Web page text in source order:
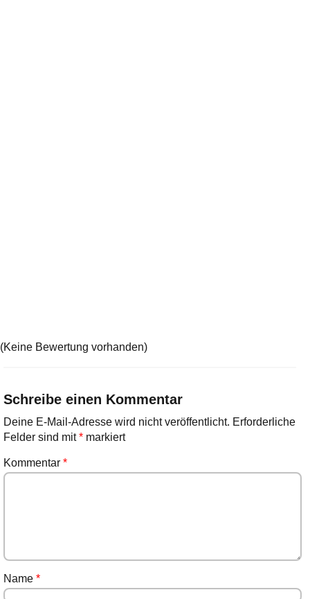
(Keine Bewertung vorhanden)
Schreibe einen Kommentar
Deine E-Mail-Adresse wird nicht veröffentlicht. Erforderliche
Felder sind mit*markiert
Kommentar *
Name *